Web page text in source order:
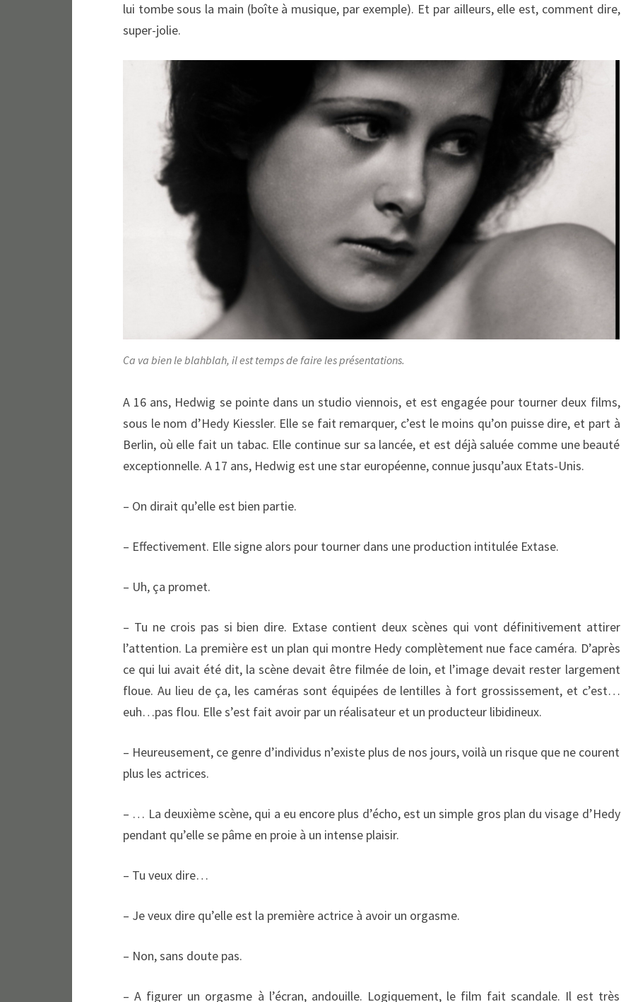
lui tombe sous la main (boîte à musique, par exemple). Et par ailleurs, elle est, comment dire,
super-jolie.
Ca va bien le blahblah, il est temps de faire les présentations.
A 16 ans, Hedwig se pointe dans un studio viennois, et est engagée pour tourner deux films,
sous le nom d’Hedy Kiessler. Elle se fait remarquer, c’est le moins qu’on puisse dire, et part à
Berlin, où elle fait un tabac. Elle continue sur sa lancée, et est déjà saluée comme une beauté
exceptionnelle. A 17 ans, Hedwig est une star européenne, connue jusqu’aux Etats-Unis.
– On dirait qu’elle est bien partie.
– Effectivement. Elle signe alors pour tourner dans une production intitulée Extase.
– Uh, ça promet.
– Tu ne crois pas si bien dire. Extase contient deux scènes qui vont définitivement attirer
l’attention. La première est un plan qui montre Hedy complètement nue face caméra. D’après
ce qui lui avait été dit, la scène devait être filmée de loin, et l’image devait rester largement
floue. Au lieu de ça, les caméras sont équipées de lentilles à fort grossissement, et c’est…
euh…pas flou. Elle s’est fait avoir par un réalisateur et un producteur libidineux.
– Heureusement, ce genre d’individus n’existe plus de nos jours, voilà un risque que ne courent
plus les actrices.
– … La deuxième scène, qui a eu encore plus d’écho, est un simple gros plan du visage d’Hedy
pendant qu’elle se pâme en proie à un intense plaisir.
– Tu veux dire…
– Je veux dire qu’elle est la première actrice à avoir un orgasme.
– Non, sans doute pas.
– A figurer un orgasme à l’écran, andouille. Logiquement, le film fait scandale. Il est très